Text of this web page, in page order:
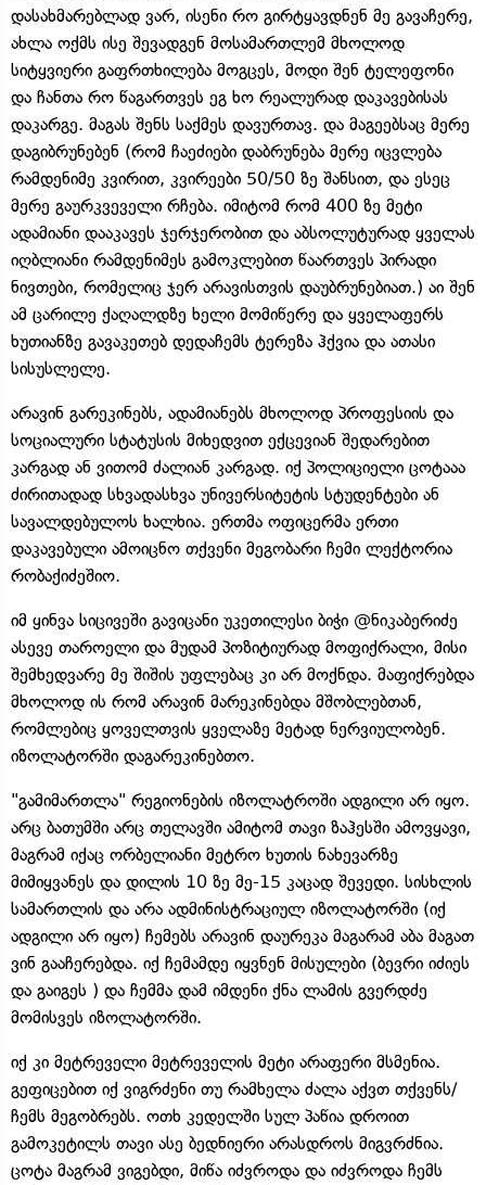
დასახმარებლად ვარ, ისენი რო გირტყავდნენ მე გავაჩერე,
ახლა ოქმს ისე შევადგენ მოსამართლემ მხოლოდ
სიტყვიერი გაფრთხილება მოგცეს, მოდი შენ ტელეფონი
და ჩანთა რო წაგართვეს ეგ ხო რეალურად დაკავებისას
დაკარგე. მაგას შენს საქმეს დავურთავ. და მაგეებსაც მერე
დაგიბრუნებენ (რომ ჩაეძიები დაბრუნება მერე იცვლება
რამდენიმე კვირით, კვირეები 50/50 ზე შანსით, და ესეც
მერე გაურკვეველი რჩება. იმიტომ რომ 400 ზე მეტი
ადამიანი დააკავეს ჯერჯერობით და აბსოლუტურად ყველას
იღბლიანი რამდენიმეს გამოკლებით წაართვეს პირადი
ნივთები, რომელიც ჯერ არავისთვის დაუბრუნებიათ.) აი შენ
ამ ცარილე ქაღალდზე ხელი მომიწერე და ყველაფერს
ხუთიანზე გავაკეთებ დედაჩემს ტერეზა ჰქვია და ათასი
სისუსლელე.
არავინ გარეკინებს, ადამიანებს მხოლოდ პროფესიის და
სოციალური სტატუსის მიხედვით ექცევიან შედარებით
კარგად ან ვითომ ძალიან კარგად. იქ პოლიციელი ცოტააა
ძირითადად სხვადასხვა უნივერსიტეტის სტუდენტები ან
სავალდებულოს ხალხია. ერთმა ოფიცერმა ერთი
დაკავებული ამოიცნო თქვენი მეგობარი ჩემი ლექტორია
რობაქიძეშიო.
იმ ყინვა სიცივეში გავიცანი უკეთილესი ბიჭი @ნიკაბერიძე
ასევე თაროელი და მუდამ პოზიტიურად მოფიქრალი, მისი
შემხედვარე მე შიშის უფლებაც კი არ მოქნდა. მაფიქრებდა
მხოლოდ ის რომ არავინ მარეკინებდა მშობლებთან,
რომლებიც ყოველთვის ყველაზე მეტად ნერვიულობენ.
იზოლატორში დაგარეკინებთო.
"გამიმართლა" რეგიონების იზოლატროში ადგილი არ იყო.
არც ბათუმში არც თელავში ამიტომ თავი ზაჰესში ამოვყავი,
მაგრამ იქაც ორბელიანი მეტრო ხუთის ნახევარზე
მიმიყვანეს და დილის 10 ზე მე-15 კაცად შევედი. სისხლის
სამართლის და არა ადმინისტრაციულ იზოლატორში (იქ
ადგილი არ იყო) ჩემებს არავინ დაურეკა მაგარამ აბა მაგათ
ვინ გააჩერებდა. იქ ჩემამდე იყვნენ მისულები (ბევრი იძიეს
და გაიგეს ) და ჩემმა დამ იმდენი ქნა ლამის გვერდძე
მომისვეს იზოლატორში.
იქ კი მეტრეველი მეტრეველის მეტი არაფერი მსმენია.
გეფიცებით იქ ვიგრძენი თუ რამხელა ძალა აქვთ თქვენს/
ჩემს მეგობრებს. ოთხ კედელში სულ პაწია დროით
გამოკეტილს თავი ასე ბედნიერი არასდროს მიგვრძნია.
ცოტა მაგრამ ვიგებდი, მიწა იძვროდა და იძვროდა ჩემს